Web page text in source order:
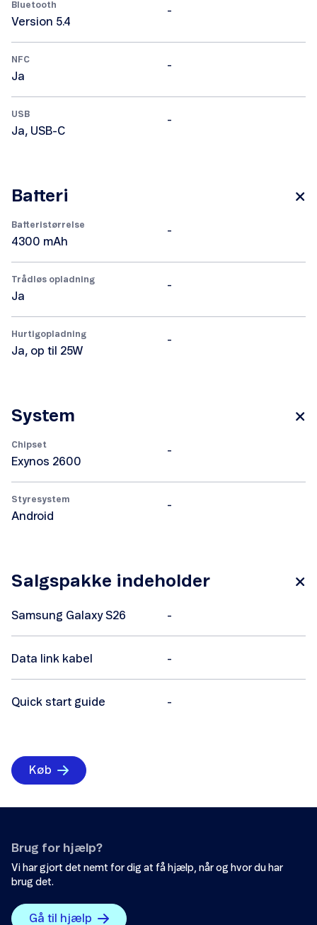
Bluetooth
Version 5.4
-
NFC
Ja
-
USB
Ja, USB-C
-
Batteri
Batteristørrelse
4300 mAh
-
Trådløs opladning
Ja
-
Hurtigopladning
Ja, op til 25W
-
System
Chipset
Exynos 2600
-
Styresystem
Android
-
Salgspakke indeholder
Samsung Galaxy S26 -
Data link kabel -
Quick start guide -
Køb
Brug for hjælp?
Vi har gjort det nemt for dig at få hjælp, når og hvor du har
brug det.
Gå til hjælp